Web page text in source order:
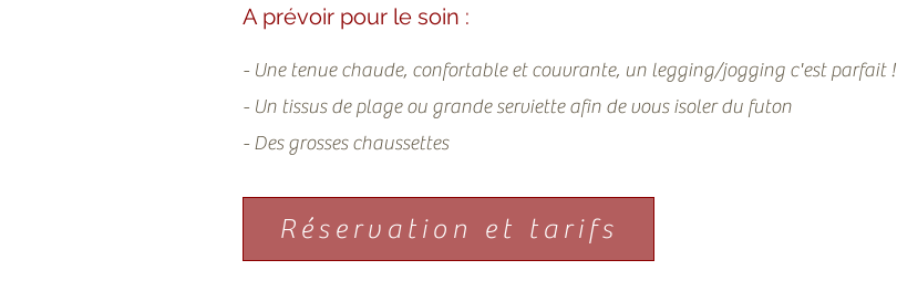
A prévoir pour le soin :
- Une tenue chaude, confortable et couvrante, un legging/jogging c'est parfait !
- Un tissus de plage ou grande serviette afin de vous isoler du futon
- Des grosses chaussettes
Réservation et tarifs